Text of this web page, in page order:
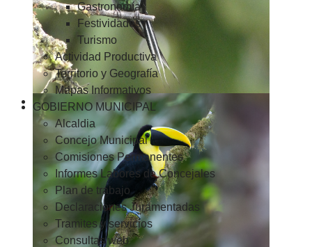
Gastronomía
Festividades
Turismo
Actividad Productiva
Territorio y Geografía
Mapas Informativos
GOBIERNO MUNICIPAL
Alcaldia
Concejo Municipal
Comisiones Permanentes
Informes Labores de Concejales
Plan de trabajo
Declaraciones Juramentadas
Tramites y servicios
Consultas web